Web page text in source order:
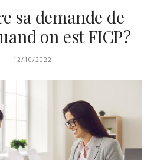
sa demande de
on est FICP ?
12/10/2022